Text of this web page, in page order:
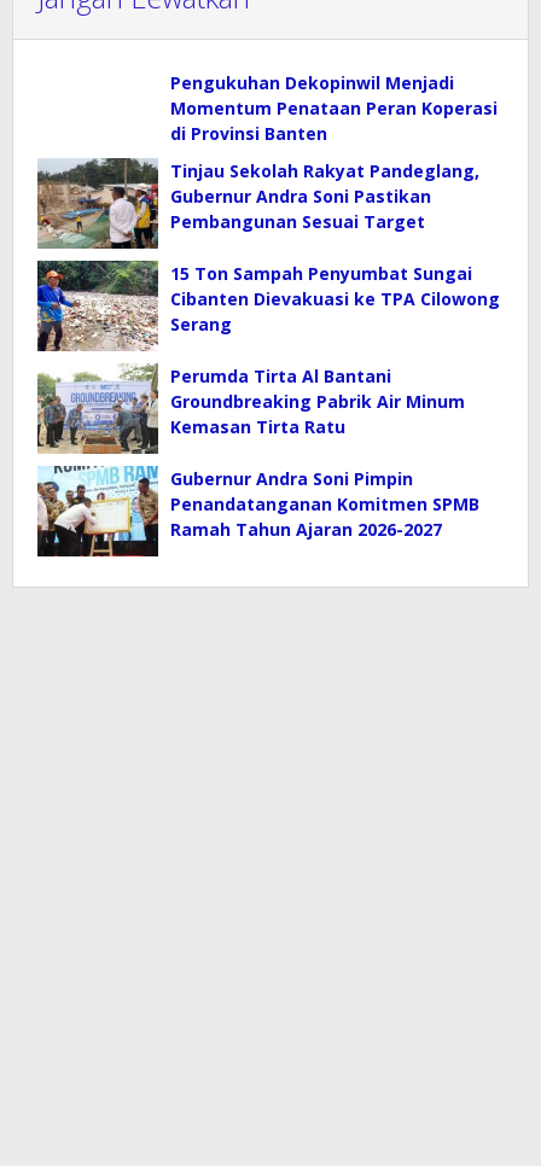
Pengukuhan Dekopinwil Menjadi
Momentum Penataan Peran Koperasi
di Provinsi Banten
Tinjau Sekolah Rakyat Pandeglang,
Gubernur Andra Soni Pastikan
Pembangunan Sesuai Target
15 Ton Sampah Penyumbat Sungai
Cibanten Dievakuasi ke TPA Cilowong
Serang
Perumda Tirta Al Bantani
Groundbreaking Pabrik Air Minum
Kemasan Tirta Ratu
Gubernur Andra Soni Pimpin
Penandatanganan Komitmen SPMB
Ramah Tahun Ajaran 2026-2027